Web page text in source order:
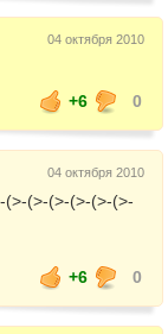
04 октября 2010
+6 0
04 октября 2010
(>-(>-(>-(>-(>-
+6 0